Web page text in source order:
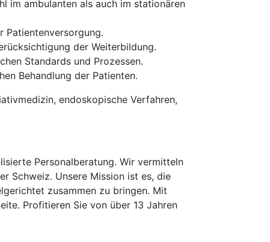
im ambulanten als auch im stationären
Patientenversorgung.
der Weiterbildung.
Standards und Prozessen.
Behandlung der Patienten.
endoskopische Verfahren,
Personalberatung. Wir vermitteln
Schweiz. Unsere Mission ist es, die
zusammen zu bringen. Mit
Profitieren Sie von über 13 Jahren